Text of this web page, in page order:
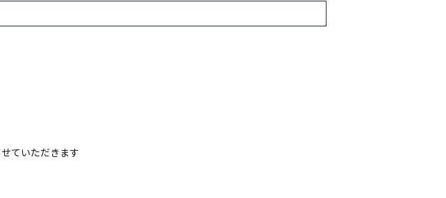
ていただきます